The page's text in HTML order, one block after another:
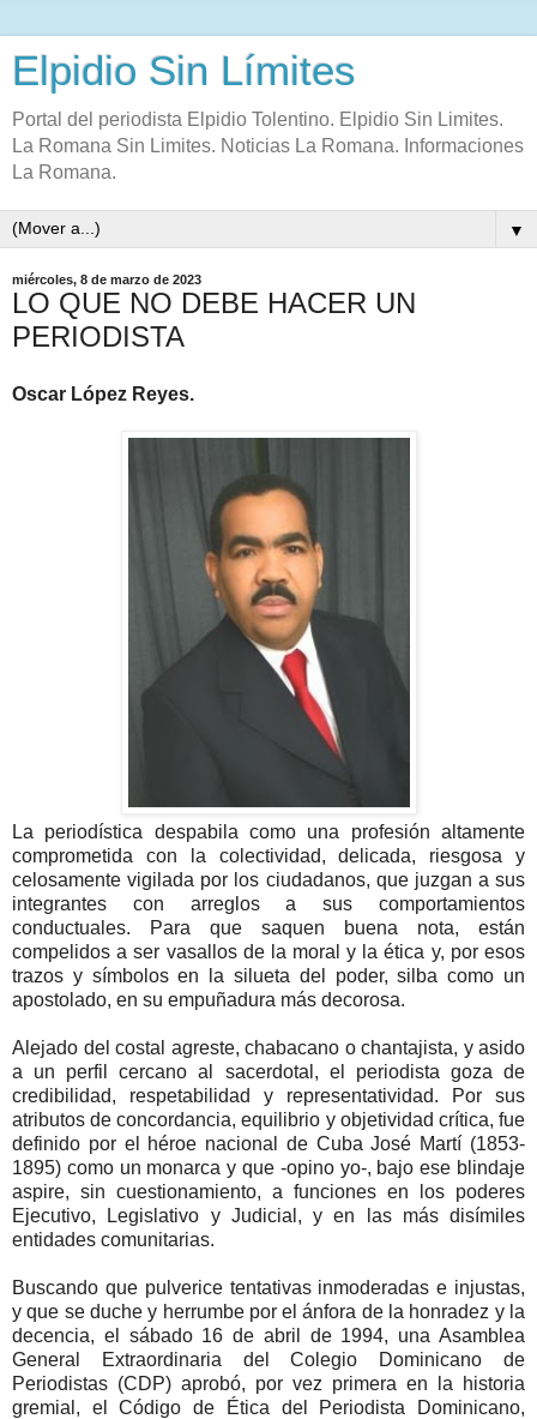
Elpidio Sin Límites
Portal del periodista Elpidio Tolentino. Elpidio Sin Limites.
La Romana Sin Limites. Noticias La Romana. Informaciones
La Romana.
▼
miércoles, 8 de marzo de 2023
LO QUE NO DEBE HACER UN
PERIODISTA
Oscar López Reyes.
La periodística despabila como una profesión altamente
comprometida con la colectividad, delicada, riesgosa y
celosamente vigilada por los ciudadanos, que juzgan a sus
integrantes con arreglos a sus comportamientos
conductuales. Para que saquen buena nota, están
compelidos a ser vasallos de la moral y la ética y, por esos
trazos y símbolos en la silueta del poder, silba como un
apostolado, en su empuñadura más decorosa.
Alejado del costal agreste, chabacano o chantajista, y asido
a un perfil cercano al sacerdotal, el periodista goza de
credibilidad, respetabilidad y representatividad. Por sus
atributos de concordancia, equilibrio y objetividad crítica, fue
definido por el héroe nacional de Cuba José Martí (1853-
1895) como un monarca y que -opino yo-, bajo ese blindaje
aspire, sin cuestionamiento, a funciones en los poderes
Ejecutivo, Legislativo y Judicial, y en las más disímiles
entidades comunitarias.
Buscando que pulverice tentativas inmoderadas e injustas,
y que se duche y herrumbe por el ánfora de la honradez y la
decencia, el sábado 16 de abril de 1994, una Asamblea
General Extraordinaria del Colegio Dominicano de
Periodistas (CDP) aprobó, por vez primera en la historia
gremial, el Código de Ética del Periodista Dominicano,